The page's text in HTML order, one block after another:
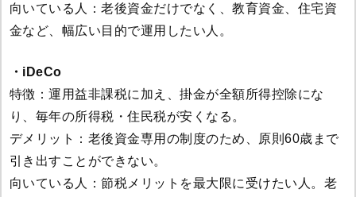
向いている人：老後資金だけでなく、教育資金、住宅資
金など、幅広い目的で運用したい人。
・iDeCo
特徴：運用益非課税に加え、掛金が全額所得控除にな
り、毎年の所得税・住民税が安くなる。
デメリット：老後資金専用の制度のため、原則60歳まで
引き出すことができない。
向いている人：節税メリットを最大限に受けたい人。老